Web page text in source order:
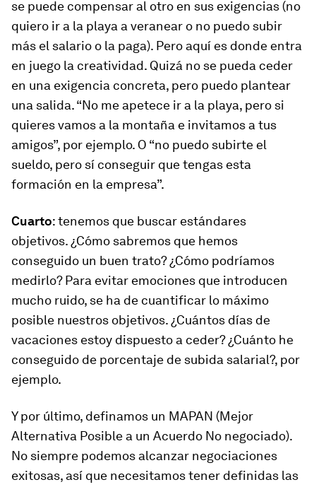
se puede compensar al otro en sus exigencias (no
quiero ir a la playa a veranear o no puedo subir
más el salario o la paga). Pero aquí es donde entra
en juego la creatividad. Quizá no se pueda ceder
en una exigencia concreta, pero puedo plantear
una salida. “No me apetece ir a la playa, pero si
quieres vamos a la montaña e invitamos a tus
amigos”, por ejemplo. O “no puedo subirte el
sueldo, pero sí conseguir que tengas esta
formación en la empresa”.
Cuarto: tenemos que buscar estándares
objetivos. ¿Cómo sabremos que hemos
conseguido un buen trato? ¿Cómo podríamos
medirlo? Para evitar emociones que introducen
mucho ruido, se ha de cuantificar lo máximo
posible nuestros objetivos. ¿Cuántos días de
vacaciones estoy dispuesto a ceder? ¿Cuánto he
conseguido de porcentaje de subida salarial?, por
ejemplo.
Y por último, definamos un MAPAN (Mejor
Alternativa Posible a un Acuerdo No negociado).
No siempre podemos alcanzar negociaciones
exitosas, así que necesitamos tener definidas las